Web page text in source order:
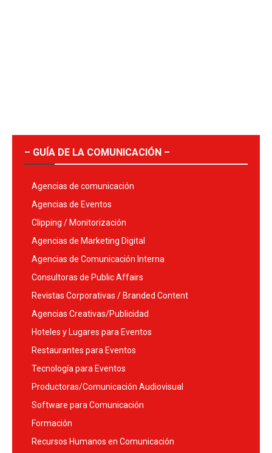
– GUÍA DE LA COMUNICACIÓN –
Agencias de comunicación
Agencias de Eventos
Clipping / Monitorización
Agencias de Marketing Digital
Agencias de Comunicación Interna
Consultoras de Public Affairs
Revistas Corporativas / Branded Content
Agencias Creativas/Publicidad
Hoteles y Lugares para Eventos
Restaurantes para Eventos
Tecnología para Eventos
Productoras/Comunicación Audiovisual
Software para Comunicación
Formación
Recursos Humanos en Comunicación